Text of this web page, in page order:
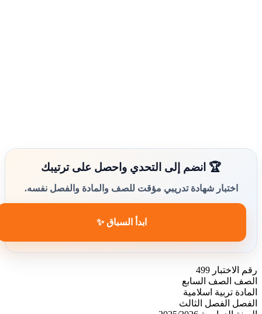
🏆 انضم إلى التحدي واحصل على ترتيبك
اختبار شهادة تدريبي مؤقت للصف والمادة والفصل نفسه.
ابدأ السباق ✨
رقم الاختبار 499
الصف
الصف السابع
المادة تربية اسلامية
الفصل
الفصل الثالث